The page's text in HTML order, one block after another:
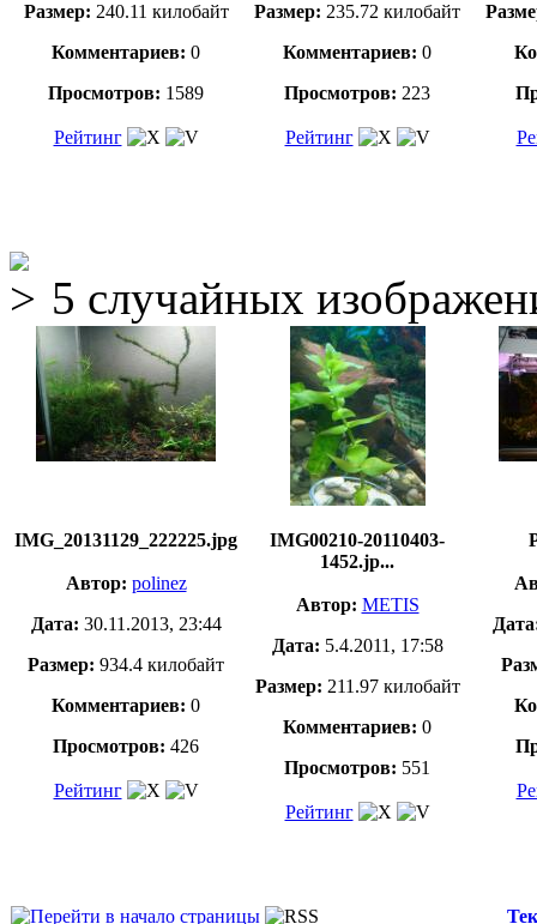
Размер: 240.11 килобайт
Комментариев: 0
Просмотров: 1589
Рейтинг
Размер: 235.72 килобайт
Комментариев: 0
Просмотров: 223
Рейтинг
5 случайных
IMG_20131129_222225.jpg
Автор: polinez
Дата: 30.11.2013, 23:44
Размер: 934.4 килобайт
Комментариев: 0
Просмотров: 426
Рейтинг
IMG00210-20110403-
1452.jp...
Автор: METIS
Дата: 5.4.2011, 17:58
Размер: 211.97 килобайт
Комментариев: 0
Просмотров: 551
Рейтинг